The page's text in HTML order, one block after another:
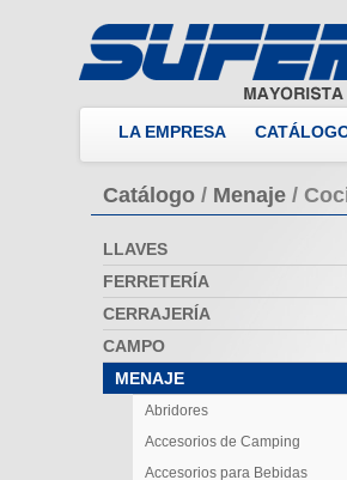
LA EMPRESA
Catálogo / Menaje /
LLAVES
FERRETERÍA
CERRAJERÍA
CAMPO
MENAJE
Abridores
Accesorios de Camping
Accesorios para Bebidas